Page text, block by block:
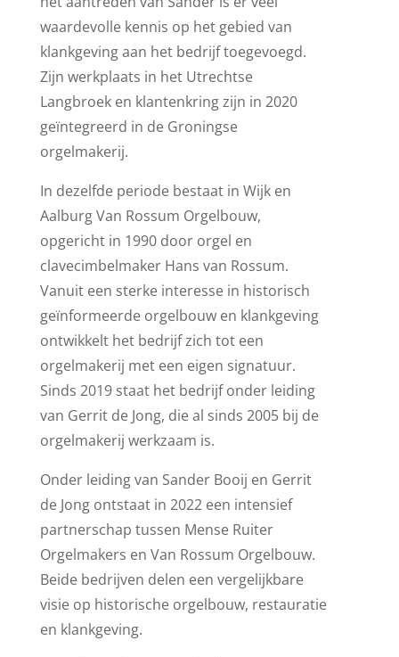
waardevolle kennis op het gebied van
klankgeving aan het bedrijf toegevoegd.
Zijn werkplaats in het Utrechtse
Langbroek en klantenkring zijn in 2020
geïntegreerd in de Groningse
orgelmakerij.
In dezelfde periode bestaat in Wijk en
Aalburg Van Rossum Orgelbouw,
opgericht in 1990 door orgel en
clavecimbelmaker Hans van Rossum.
Vanuit een sterke interesse in historisch
geïnformeerde orgelbouw en klankgeving
ontwikkelt het bedrijf zich tot een
orgelmakerij met een eigen signatuur.
Sinds 2019 staat het bedrijf onder leiding
van Gerrit de Jong, die al sinds 2005 bij de
orgelmakerij werkzaam is.
Onder leiding van Sander Booij en Gerrit
de Jong ontstaat in 2022 een intensief
partnerschap tussen Mense Ruiter
Orgelmakers en Van Rossum Orgelbouw.
Beide bedrijven delen een vergelijkbare
visie op historische orgelbouw, restauratie
en klankgeving.